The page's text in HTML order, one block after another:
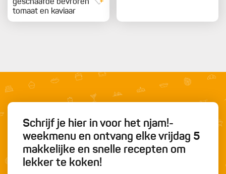
geschaafde bevroren
tomaat en kaviaar
Schrijf je hier in voor het njam!-
weekmenu en ontvang elke vrijdag 5
makkelijke en snelle recepten om
lekker te koken!